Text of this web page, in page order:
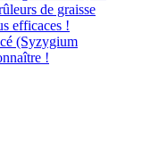
de graisse
efficaces !
(Syzygium
!